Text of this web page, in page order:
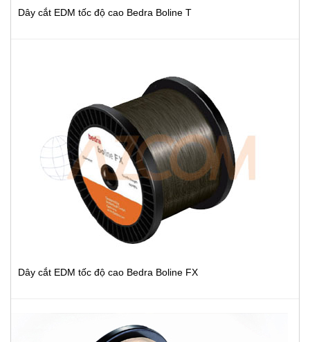
Dây cắt EDM tốc độ cao Bedra Boline T
Dây cắt EDM tốc độ cao Bedra Boline FX